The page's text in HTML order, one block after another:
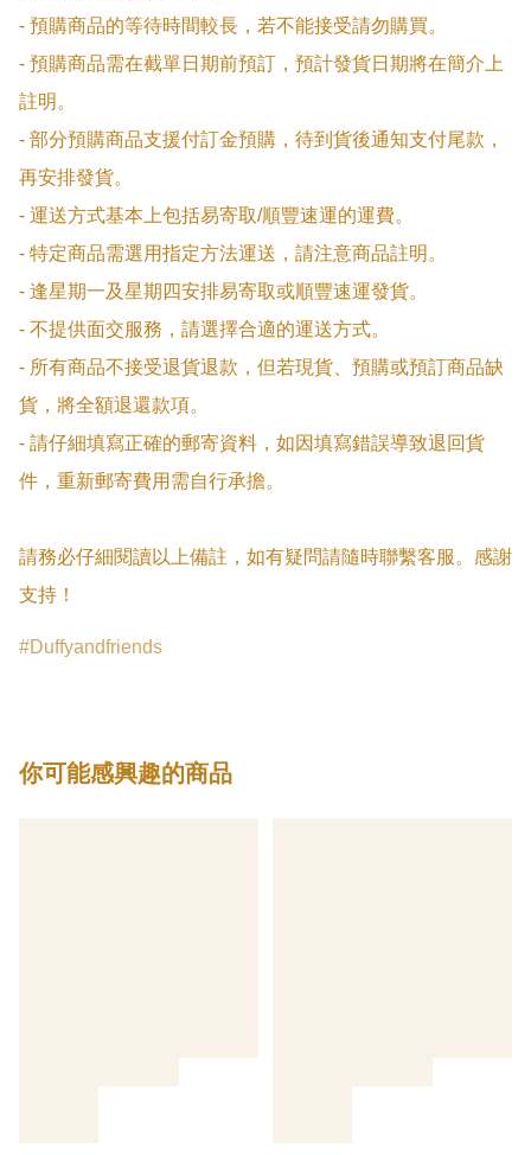
- 預購商品的等待時間較長，若不能接受請勿購買。
- 預購商品需在截單日期前預訂，預計發貨日期將在簡介上
註明。
- 部分預購商品支援付訂金預購，待到貨後通知支付尾款，
再安排發貨。
- 運送方式基本上包括易寄取/順豐速運的運費。
- 特定商品需選用指定方法運送，請注意商品註明。
- 逢星期一及星期四安排易寄取或順豐速運發貨。
- 不提供面交服務，請選擇合適的運送方式。
- 所有商品不接受退貨退款，但若現貨、預購或預訂商品缺
貨，將全額退還款項。
- 請仔細填寫正確的郵寄資料，如因填寫錯誤導致退回貨
件，重新郵寄費用需自行承擔。
請務必仔細閱讀以上備註，如有疑問請隨時聯繫客服。感謝
支持！
Duffyandfriends
你可能感興趣的商品